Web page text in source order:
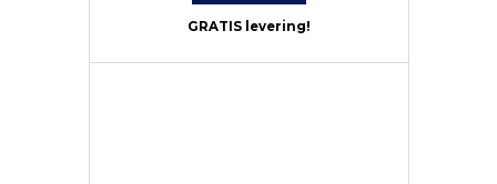
GRATIS levering!